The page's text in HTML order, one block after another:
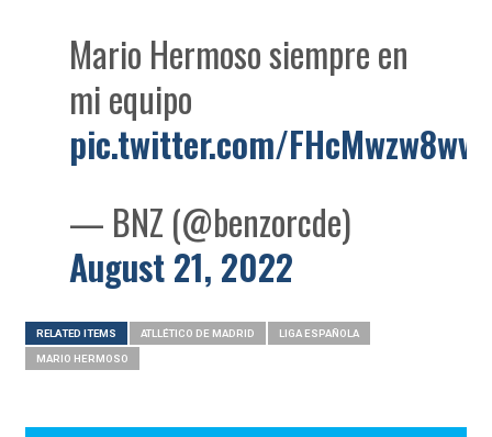
Mario Hermoso siempre en
mi equipo
pic.twitter.com/FHcMwzw8wv
— BNZ (@benzorcde)
August 21, 2022
RELATED ITEMS ATLLÉTICO DE MADRID LIGA ESPAÑOLA
MARIO HERMOSO